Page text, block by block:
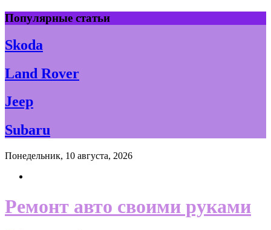
Skip
to
content
Популярные статьи
Skoda
Land Rover
Jeep
Subaru
Понедельник, 10 августа, 2026
Ремонт авто своими руками